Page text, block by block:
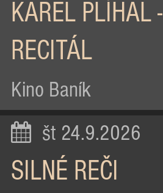
KAREL PLÍHAL -
RECITÁL
Kino Baník
št 24.9.2026
SILNÉ REČI